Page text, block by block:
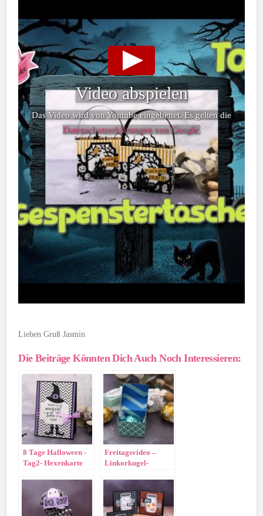
Video abspielen
Das Video wird von Youtube eingebettet. Es gelten die
Datenschutzerklärungen von Google.
Lieben Gruß Jasmin
Die Beiträge Könnten Dich Auch Noch Interessieren:
8 Tage Halloween -
Tag2- Hexenkarte
Freitagsvideo –
Linkorkugel-